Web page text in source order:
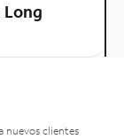
Long
nuevos clientes